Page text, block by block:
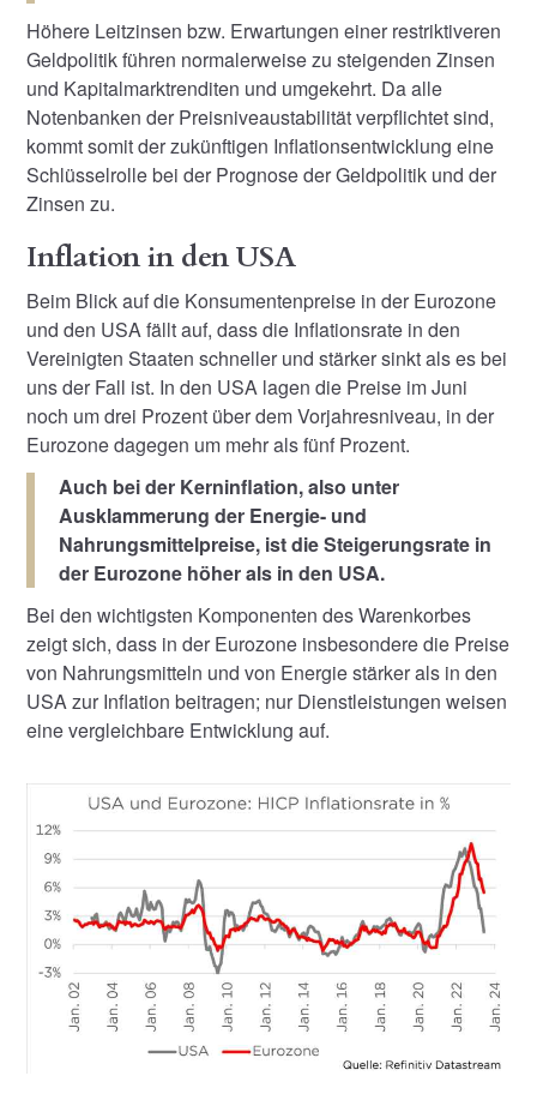
Höhere Leitzinsen bzw. Erwartungen einer restriktiveren
Geldpolitik führen normalerweise zu steigenden Zinsen
und Kapitalmarktrenditen und umgekehrt. Da alle
Notenbanken der Preisniveaustabilität verpflichtet sind,
kommt somit der zukünftigen Inflationsentwicklung eine
Schlüsselrolle bei der Prognose der Geldpolitik und der
Zinsen zu.
Inflation in den USA
Beim Blick auf die Konsumentenpreise in der Eurozone
und den USA fällt auf, dass die Inflationsrate in den
Vereinigten Staaten schneller und stärker sinkt als es bei
uns der Fall ist. In den USA lagen die Preise im Juni
noch um drei Prozent über dem Vorjahresniveau, in der
Eurozone dagegen um mehr als fünf Prozent.
Auch bei der Kerninflation, also unter
Ausklammerung der Energie- und
Nahrungsmittelpreise, ist die Steigerungsrate in
der Eurozone höher als in den USA.
Bei den wichtigsten Komponenten des Warenkorbes
zeigt sich, dass in der Eurozone insbesondere die Preise
von Nahrungsmitteln und von Energie stärker als in den
USA zur Inflation beitragen; nur Dienstleistungen weisen
eine vergleichbare Entwicklung auf.